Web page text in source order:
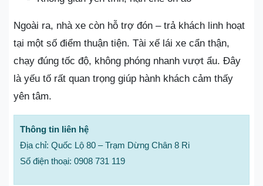
Ngoài ra, nhà xe còn hỗ trợ đón – trả khách linh hoạt
tại một số điểm thuận tiện. Tài xế lái xe cẩn thận,
chạy đúng tốc độ, không phóng nhanh vượt ẩu. Đây
là yếu tố rất quan trọng giúp hành khách cảm thấy
yên tâm.
Thông tin liên hệ
Địa chỉ: Quốc Lộ 80 – Trạm Dừng Chân 8 Ri
Số điện thoại: 0908 731 119